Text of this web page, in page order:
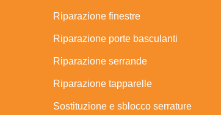
Riparazione finestre
Riparazione porte basculanti
Riparazione serrande
Riparazione tapparelle
Sostituzione e sblocco serrature